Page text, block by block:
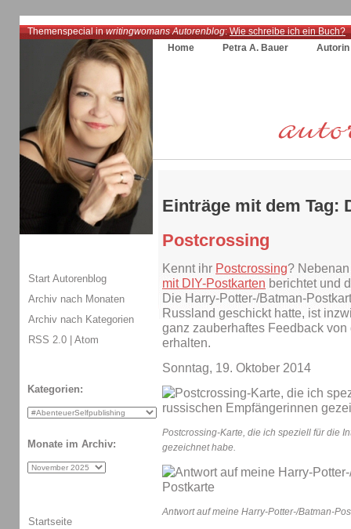
Themenspecial inwritingwomans Autorenblog:Wie schreibe ich ein Buch?
Home
Petra A. Bauer Autorin
Einträge mit dem Tag:
Postcrossing
Kennt ihr Postcrossing?
mit DIY-Postkarten berichtet und
Die Harry-Potter-/Batman-
Russland geschickt hatte, ist
ganz zauberhaftes Feedback
erhalten.
Sonntag, 19. Oktober 2014
Postcrossing-Karte, die ich speziell für die
gezeichnet habe.
Antwort auf meine Harry-Potter-/Batman-
Start Autorenblog
Archiv nach Monaten
Archiv nach Kategorien
RSS 2.0 | Atom
Kategorien:
Monate im Archiv:
Startseite